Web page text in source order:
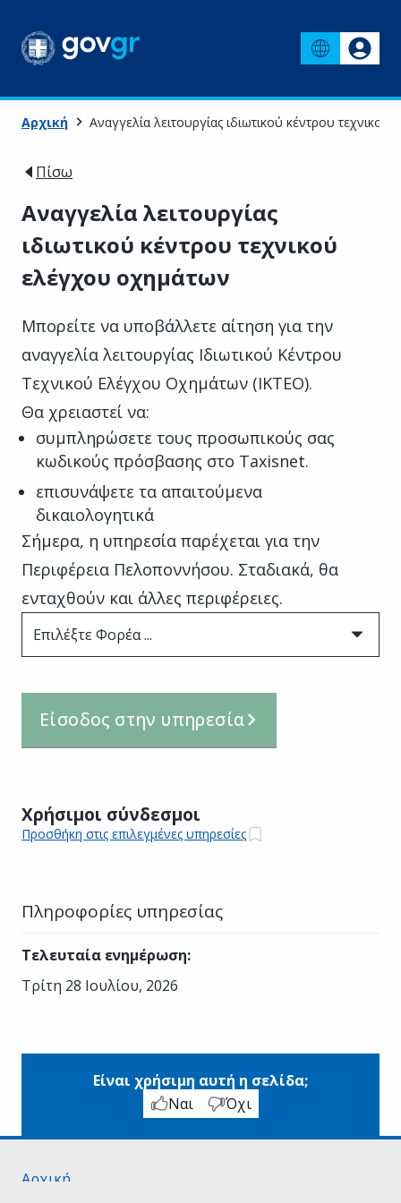
Αρχική Αναγγελία λειτουργίας ιδιωτικού κέντρου
Πίσω
Αναγγελία λειτουργίας
ιδιωτικού κέντρου τεχνικού
ελέγχου οχημάτων
Μπορείτε να υποβάλλετε αίτηση για την
αναγγελία λειτουργίας Ιδιωτικού Κέντρου
Τεχνικού Ελέγχου Οχημάτων (ΙΚΤΕΟ).
Θα χρειαστεί να:
συμπληρώσετε τους προσωπικούς σας
κωδικούς πρόσβασης στο Taxisnet.
επισυνάψετε τα απαιτούμενα
δικαιολογητικά
Σήμερα, η υπηρεσία παρέχεται για την
Περιφέρεια Πελοποννήσου. Σταδιακά, θα
ενταχθούν και άλλες περιφέρειες.
Επιλέξτε Φορέα ...
Είσοδος στην υπηρεσία
Χρήσιμοι σύνδεσμοι
Προσθήκη στις επιλεγμένες υπηρεσίες
Πληροφορίες υπηρεσίας
Τελευταία ενημέρωση:
Τρίτη 28 Ιουλίου, 2026
Είναι χρήσιμη αυτή η σελίδα;
Ναι
Όχι
Αρχική